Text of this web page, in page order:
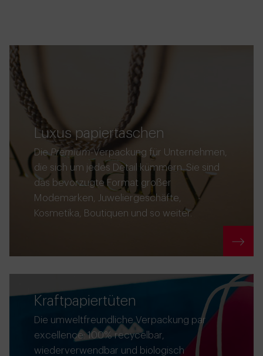
Luxus papiertaschen
Die Premium-Verpackung für Unternehmen,
die sich um jedes Detail kümmern. Sie sind
das bevorzugte Format großer
Modemarken, Juweliergeschäfte,
Kosmetika, Boutiquen und so weiter.
Kraftpapiertüten
Die umweltfreundliche Verpackung par
excellence: 100% recycelbar,
wiederverwendbar und biologisch